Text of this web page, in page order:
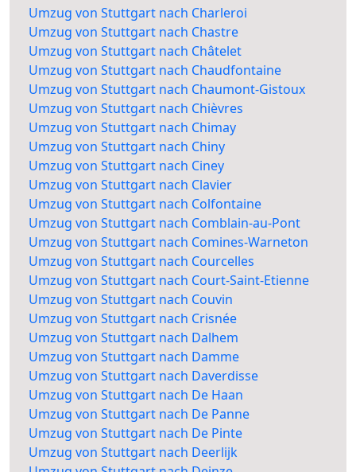
Umzug von Stuttgart nach Charleroi
Umzug von Stuttgart nach Chastre
Umzug von Stuttgart nach Châtelet
Umzug von Stuttgart nach Chaudfontaine
Umzug von Stuttgart nach Chaumont-Gistoux
Umzug von Stuttgart nach Chièvres
Umzug von Stuttgart nach Chimay
Umzug von Stuttgart nach Chiny
Umzug von Stuttgart nach Ciney
Umzug von Stuttgart nach Clavier
Umzug von Stuttgart nach Colfontaine
Umzug von Stuttgart nach Comblain-au-Pont
Umzug von Stuttgart nach Comines-Warneton
Umzug von Stuttgart nach Courcelles
Umzug von Stuttgart nach Court-Saint-Etienne
Umzug von Stuttgart nach Couvin
Umzug von Stuttgart nach Crisnée
Umzug von Stuttgart nach Dalhem
Umzug von Stuttgart nach Damme
Umzug von Stuttgart nach Daverdisse
Umzug von Stuttgart nach De Haan
Umzug von Stuttgart nach De Panne
Umzug von Stuttgart nach De Pinte
Umzug von Stuttgart nach Deerlijk